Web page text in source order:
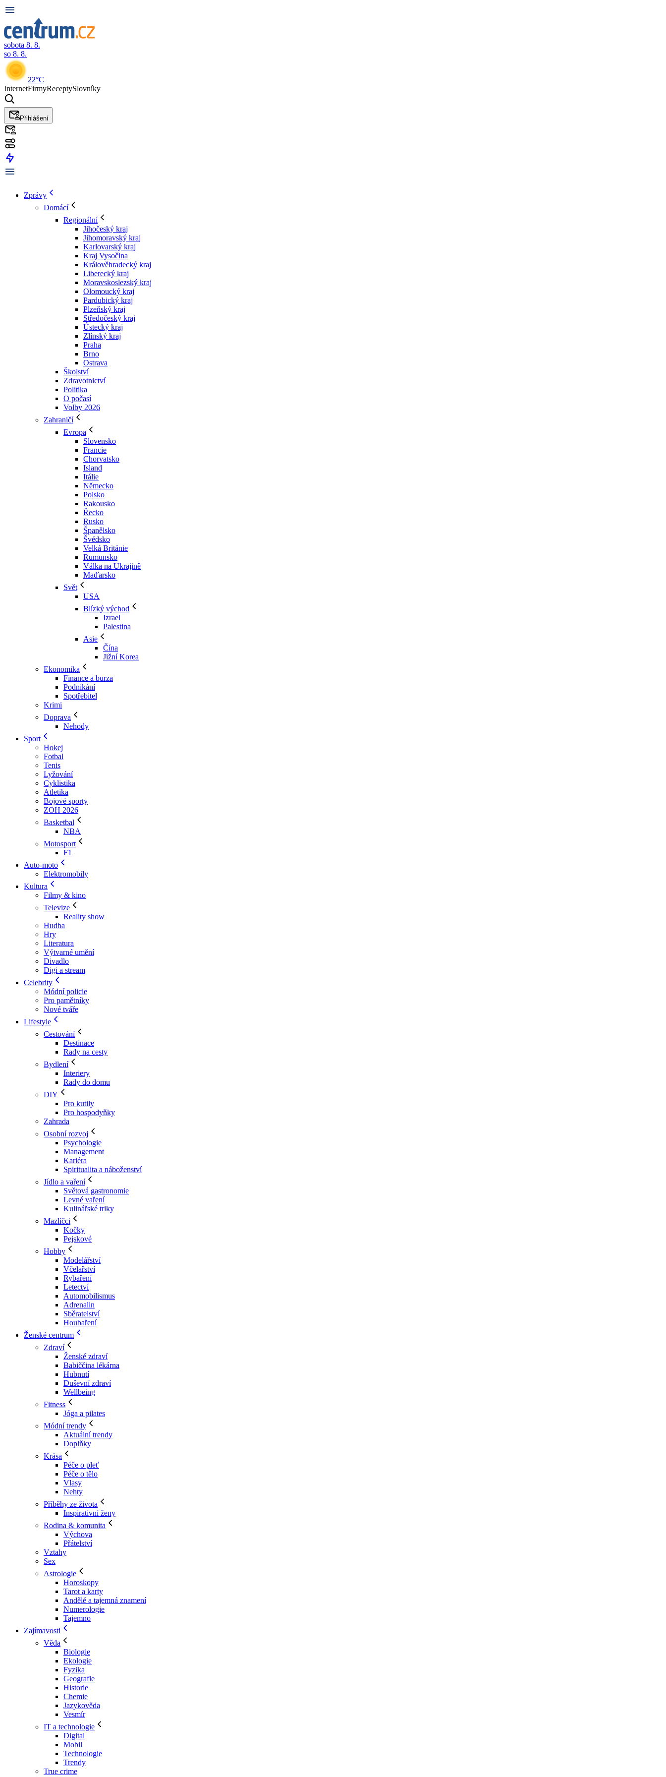
sobota 8. 8.
so 8. 8.
22°C
InternetFirmyReceptySlovníky
Přihlášení
Zprávy
Domácí
Regionální
Jihočeský kraj
Jihomoravský kraj
Karlovarský kraj
Kraj Vysočina
Králověhradecký kraj
Liberecký kraj
Moravskoslezský kraj
Olomoucký kraj
Pardubický kraj
Plzeňský kraj
Středočeský kraj
Ústecký kraj
Zlínský kraj
Praha
Brno
Ostrava
Školství
Zdravotnictví
Politika
O počasí
Volby 2026
Zahraničí
Evropa
Slovensko
Francie
Chorvatsko
Island
Itálie
Německo
Polsko
Rakousko
Řecko
Rusko
Španělsko
Švédsko
Velká Británie
Rumunsko
Válka na Ukrajině
Maďarsko
Svět
USA
Blízký východ
Izrael
Palestina
Asie
Čína
Jižní Korea
Ekonomika
Finance a burza
Podnikání
Spotřebitel
Krimi
Doprava
Nehody
Sport
Hokej
Fotbal
Tenis
Lyžování
Cyklistika
Atletika
Bojové sporty
ZOH 2026
Basketbal
NBA
Motosport
F1
Auto-moto
Elektromobily
Kultura
Filmy & kino
Televize
Reality show
Hudba
Hry
Literatura
Výtvarné umění
Divadlo
Digi a stream
Celebrity
Módní policie
Pro pamětníky
Nové tváře
Lifestyle
Cestování
Destinace
Rady na cesty
Bydlení
Interiery
Rady do domu
DIY
Pro kutily
Pro hospodyňky
Zahrada
Osobní rozvoj
Psychologie
Management
Kariéra
Spiritualita a náboženství
Jídlo a vaření
Světová gastronomie
Levné vaření
Kulinářské triky
Mazlíčci
Kočky
Pejskové
Hobby
Modelářství
Včelařství
Rybaření
Letectví
Automobilismus
Adrenalin
Sběratelství
Houbaření
Ženské centrum
Zdraví
Ženské zdraví
Babiččina lékárna
Hubnutí
Duševní zdraví
Wellbeing
Fitness
Jóga a pilates
Módní trendy
Aktuální trendy
Doplňky
Krása
Péče o pleť
Péče o tělo
Vlasy
Nehty
Příběhy ze života
Inspirativní ženy
Rodina & komunita
Výchova
Přátelství
Vztahy
Sex
Astrologie
Horoskopy
Tarot a karty
Andělé a tajemná znamení
Numerologie
Tajemno
Zajímavosti
Věda
Biologie
Ekologie
Fyzika
Geografie
Historie
Chemie
Jazykověda
Vesmír
IT a technologie
Digital
Mobil
Technologie
Trendy
True crime